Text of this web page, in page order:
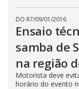
DO R7/09/01/2016
Ensaio
samba de
na região
Motorista deve
horário do evento